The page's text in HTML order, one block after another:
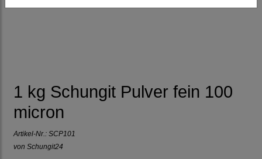
1 kg Schungit Pulver fein 100
micron
Artikel-Nr.: SCP101
von Schungit24